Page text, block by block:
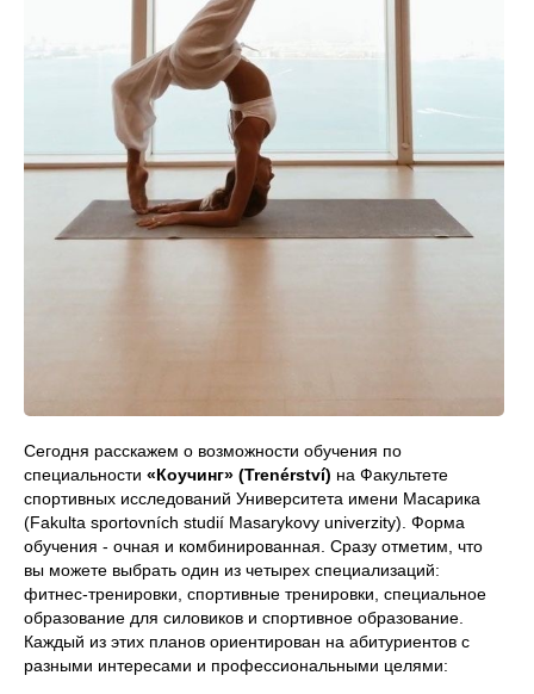
Сегодня расскажем о возможности обучения по
специальности «Коучинг» (Trenérství) на Факультете
спортивных исследований Университета имени Масарика
(Fakulta sportovních studií Masarykovy univerzity). Форма
обучения - очная и комбинированная. Сразу отметим, что
вы можете выбрать один из четырех специализаций:
фитнес-тренировки, спортивные тренировки, специальное
образование для силовиков и спортивное образование.
Каждый из этих планов ориентирован на абитуриентов с
разными интересами и профессиональными целями: